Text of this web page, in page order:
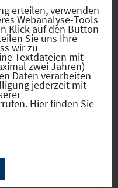
Grundstück
Platz für
Fahrzeuge
Es
für eine
In der
platz.
sich das
Zustand
erteilen, verwenden
Webanalyse-Tools
Klick auf den Button
Sie uns Ihre
wir zu
Textdateien mit
zwei Jahren)
Daten verarbeiten
jederzeit mit
Hier finden Sie